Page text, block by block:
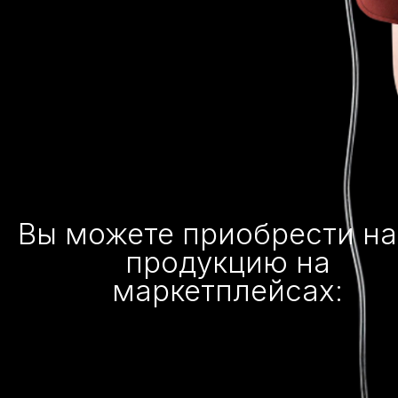
Вы можете приобрести
продукцию на
маркетплейсах: